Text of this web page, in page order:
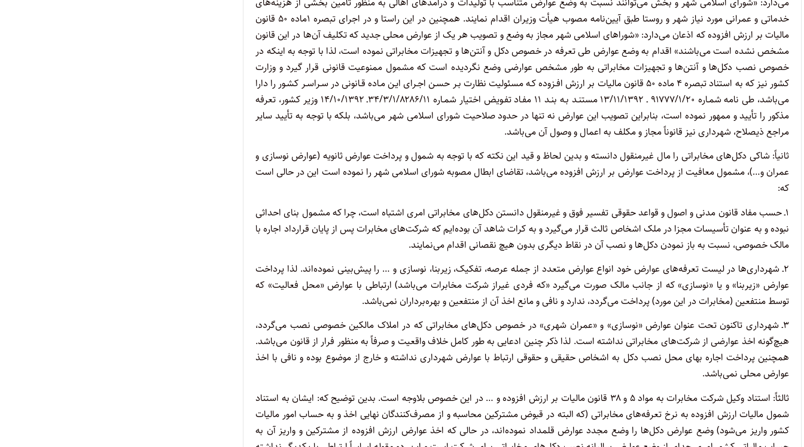
خدماتی و عمرانی مورد نیاز شهر و روستا طبق آیین‌نامه مصوب هیأت وزیران اقدام نمایند. همچنین در این راستا و در اجرای تبصره ۱ماده ۵۰ قانون
مالیات بر ارزش افزوده که اذعان می‌دارد: «شوراهای اسلامی شهر مجاز به وضع و تصویب هر یک از عوارض محلی جدید که تکلیف آن‌ها در این قانون
مشخص نشده است می‌باشند» اقدام به وضع عوارض طی تعرفه در خصوص دکل و آنتن‌ها و تجهیزات مخابراتی نموده است، لذا با توجه به اینکه در
خصوص نصب دکل‌ها و آنتن‌ها و تجهیزات مخابراتی به طور مشخص عوارضی وضع نگردیده است که مشمول ممنوعیت قانونی قرار گیرد و وزارت
کشور نیز که به استناد تبصره ۴ ماده ۵۰ قانون مالیات بر ارزش افـزوده کـه مسئولیت نظارت بـر حسـن اجـرای ایـن مـاده قـانونی در سـراسـر کشـور را دارا
می‌باشد، طی نامه شمـاره ۹۱۷۷۷/۱/۲۰ ـ ۱۳/۱۱/۱۳۹۲ مستنـد بـه بنـد ۱۱ مفـاد تفـویض اختیار شمـاره ۳۴/۳/۱/۸۲۸۶/۱۱ـ ۱۴/۱۰/۱۳۹۲ وزیر کشور، تعرفه
مذکور را تأیید و ممهور نموده است، بنابراین تصویب این عوارض نه تنها در حدود صلاحیت شورای اسلامی شهر می‌باشد، بلکه با توجه به تأیید سایر
مراجع ذیصلاح، شهرداری نیز قانوناً مجاز و مکلف به اعمال و وصول آن می‌باشد.
ثانیاً: شاکی دکل‌های مخابراتی را مال غیرمنقول دانسته و بدین لحاظ و قید این نکته که با توجه به شمول و پرداخت عوارض ثانویه (عوارض نوسازی و
عمران و…)، مشمول معافیت از پرداخت عوارض بر ارزش افزوده می‌باشد، تقاضای ابطال مصوبه شورای اسلامی شهر را نموده است این در حالی است
که:
۱ـ حسب مفاد قانون مدنی و اصول و قواعد حقوقی تفسیر فوق و غیرمنقول دانستن دکل‌های مخابراتی امری اشتباه است، چرا که مشمول بنای احداثی
نبوده و به عنوان تأسیسات مجزا در ملک اشخاص ثالث قرار می‌گیرد و به کرات شاهد آن بوده‌ایم که شرکت‌های مخابرات پس از پایان قرارداد اجاره با
مالک خصوصی، نسبت به باز نمودن دکل‌ها و نصب آن در نقاط دیگری بدون هیچ نقصانی اقدام می‌نمایند.
۲ـ شهرداری‌ها در لیست تعرفه‌های عوارض خود انواع عوارض متعدد از جمله عرصه، تفکیک، زیربنا، نوسازی و … را پیش‌بینی نموده‌اند. لذا پرداخت
عوارض «زیربنا» و یا «نوسازی» که از جانب مالک صورت می‌گیرد «که فردی غیراز شرکت مخابرات می‌باشد) ارتباطی با عوارض «محل فعالیت» که
توسط منتفعین (مخابرات در این مورد) پرداخت می‌گردد، ندارد و نافی و مانع اخذ آن از منتفعین و بهره‌برداران نمی‌باشد.
۳ـ شهرداری تاکنون تحت عنوان عوارض «نوسازی» و «عمران شهری» در خصوص دکل‌های مخابراتی که در املاک مالکین خصوصی نصب می‌گردد،
هیچ‌گونه اخذ عوارضی از شرکت‌های مخابراتی نداشته است. لذا ذکر چنین ادعایی به طور کامل خلاف واقعیت و صرفاً به منظور فرار از قانون می‌باشد.
همچنین پرداخت اجاره بهای محل نصب دکل به اشخاص حقیقی و حقوقی ارتباط با عوارض شهرداری نداشته و خارج از موضوع بوده و نافی با اخذ
عوارض محلی نمی‌باشد.
ثالثاً: استناد وکیل شرکت مخابرات به مواد ۵ و ۳۸ قانون مالیات بر ارزش افزوده و … در این خصوص بلاوجه است. بدین توضیح که: ایشان به استناد
شمول مالیات ارزش افزوده به نرخ تعرفه‌های مخابراتی (که البته در قبوض مشترکین محاسبه و از مصرف‌کنندگان نهایی اخذ و به حساب امور مالیات
کشور واریز می‌شود) وضع عوارض دکل‌ها را وضع مجدد عوارض قلمداد نموده‌اند، در حالی که اخذ عوارض ارزش افزوده از مشترکین و واریز آن به